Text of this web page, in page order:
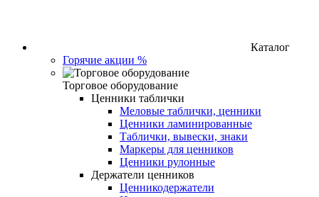
Каталог
Горячие акции %
Торговое оборудование
Ценники таблички
Меловые таблички, ценники
Ценники ламинированные
Таблички, вывески, знаки
Маркеры для ценников
Ценники рулонные
Держатели ценников
Ценникодержатели